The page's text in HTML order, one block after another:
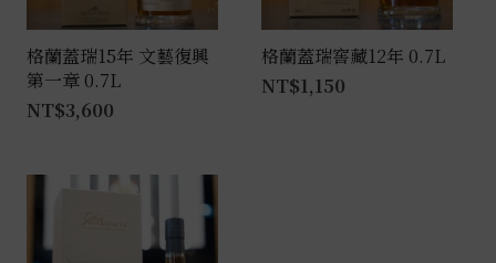
格蘭蓋瑞15年 文藝復興
第一章 0.7L
NT$3,600
格蘭蓋瑞窖藏12年 0.7L
NT$1,150